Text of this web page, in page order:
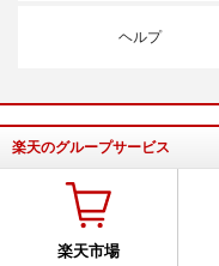
ヘルプ
楽天のグループサービス
楽天市場